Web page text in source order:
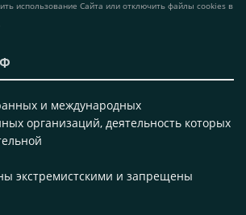
использование Сайта или отключить файлы cookies в
и международных
организаций, деятельность которых
экстремистскими и запрещены